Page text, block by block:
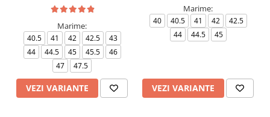
Marime:
40.5 41 42 42.5
43
44
44.5 45 45.5
46
47
47.5
VEZI VARIANTE
Marime:
40 40.5 41 42
42.5
44
44.5 45
VEZI VARIANTE